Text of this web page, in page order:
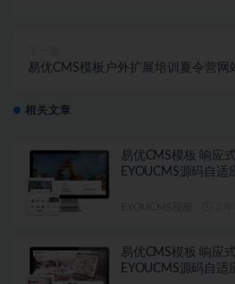
易优CMS模板户外扩展培训夏令营网
相关文章
易优CMS模板 响应
EYOUCMS源码自适
易优CMS模板 响应
EYOUCMS源码自适